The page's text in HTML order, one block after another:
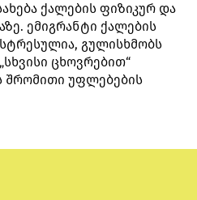
ქალების ფიზიკურ და
ემიგრანტი ქალების
გულისხმობს
ცხოვრებით“
შრომითი უფლებების